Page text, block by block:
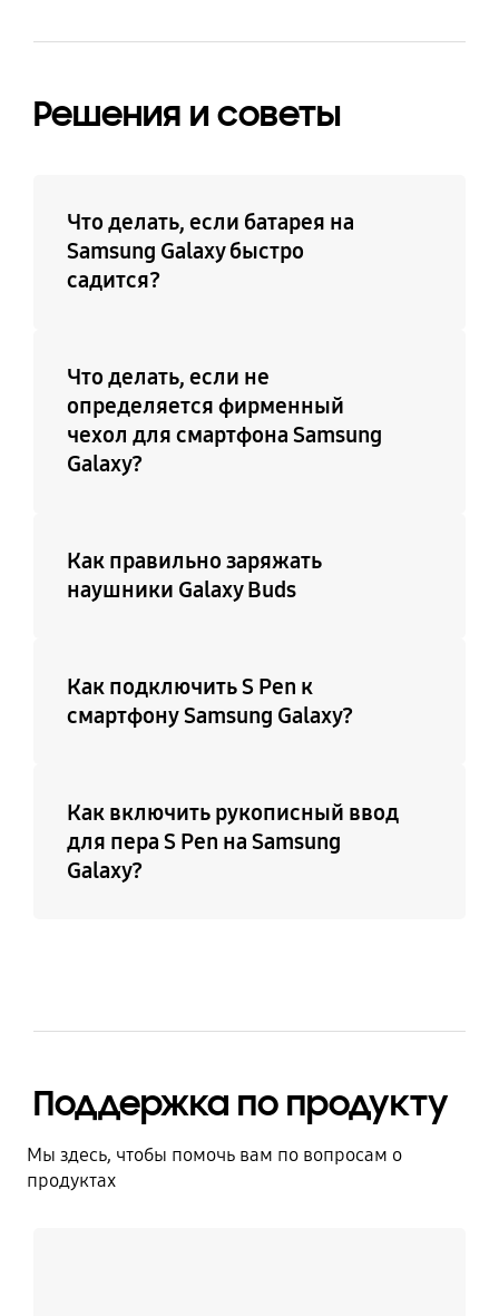
Решения и советы
Что делать, если батарея на
Samsung Galaxy быстро
садится?
Что делать, если не
определяется фирменный
чехол для смартфона Samsung
Galaxy?
Как правильно заряжать
наушники Galaxy Buds
Как подключить S Pen к
смартфону Samsung Galaxy?
Как включить рукописный ввод
для пера S Pen на Samsung
Galaxy?
Поддержка по продукту
Мы здесь, чтобы помочь вам по вопросам о
продуктах